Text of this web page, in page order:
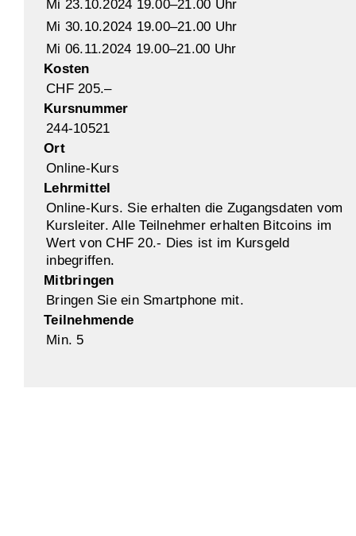
Mi 23.10.2024 19.00–21.00 Uhr
Mi 30.10.2024 19.00–21.00 Uhr
Mi 06.11.2024 19.00–21.00 Uhr
Kosten
CHF 205.–
Kursnummer
244-10521
Ort
Online-Kurs
Lehrmittel
Online-Kurs. Sie erhalten die Zugangsdaten vom
Kursleiter. Alle Teilnehmer erhalten Bitcoins im
Wert von CHF 20.- Dies ist im Kursgeld
inbegriffen.
Mitbringen
Bringen Sie ein Smartphone mit.
Teilnehmende
Min. 5